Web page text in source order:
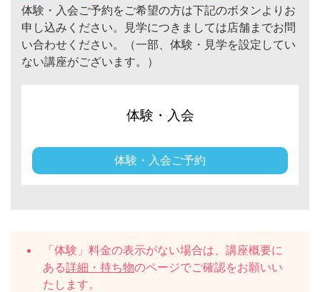
体験・入会ご予約をご希望の方は下記のボタンよりお
申し込みください。見学につきましては店舗までお問
い合わせください。（一部、体験・見学を設定してい
ない講座がございます。）
体験・入会
体験・入会ご予約
「体験」料金の表示がない場合は、講座概要に
ある詳細・持ち物のページでご確認をお願いい
たします。